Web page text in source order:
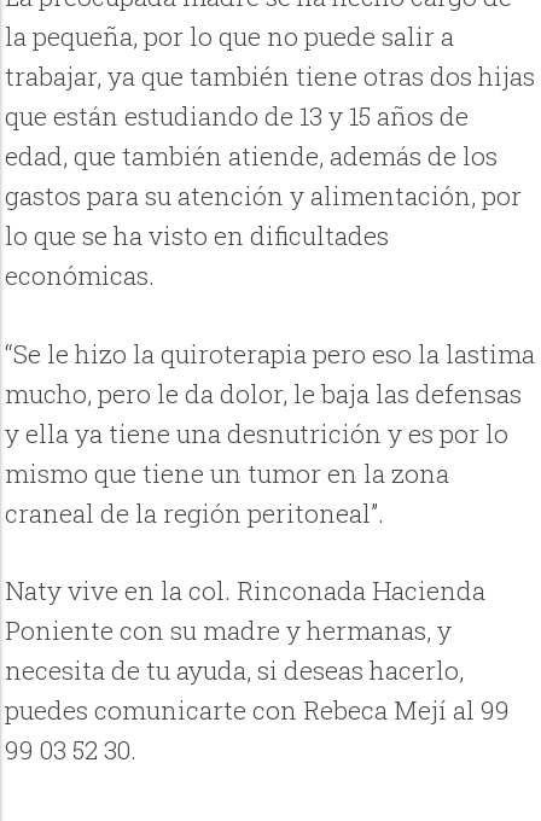
la pequeña, por lo que no puede salir a
trabajar, ya que también tiene otras dos hijas
que están estudiando de 13 y 15 años de
edad, que también atiende, además de los
gastos para su atención y alimentación, por
lo que se ha visto en dificultades
económicas.
“Se le hizo la quiroterapia pero eso la lastima
mucho, pero le da dolor, le baja las defensas
y ella ya tiene una desnutrición y es por lo
mismo que tiene un tumor en la zona
craneal de la región peritoneal”.
Naty vive en la col. Rinconada Hacienda
Poniente con su madre y hermanas, y
necesita de tu ayuda, si deseas hacerlo,
puedes comunicarte con Rebeca Mejí al 99
99 03 52 30.